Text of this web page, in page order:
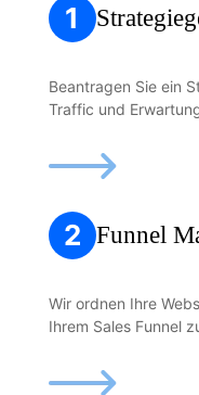
1
Beantragen Sie ein
Traffic und
2 Funnel
Wir ordnen Ihre
Ihrem Sales Funnel